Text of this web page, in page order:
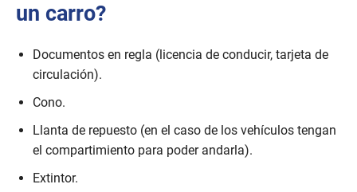
un carro?
Documentos en regla (licencia de conducir, tarjeta de
circulación).
Cono.
Llanta de repuesto (en el caso de los vehículos tengan
el compartimiento para poder andarla).
Extintor.